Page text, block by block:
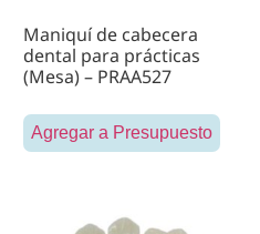
Maniquí de cabecera
dental para prácticas
(Mesa) – PRAA527
Agregar a Presupuesto